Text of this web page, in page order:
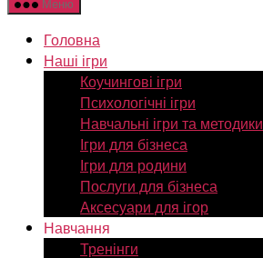
Меню
Головна
Наші ігри
Коучингові ігри
Психологічні ігри
Навчальні ігри та методики
Ігри для бізнеса
Ігри для родини
Послуги для бізнеса
Аксесуари для ігор
Навчання
Тренінги